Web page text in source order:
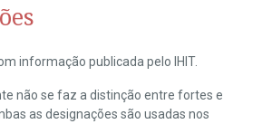
informação publicada pelo IHIT.
não se faz a distinção entre fortes e
as designações são usadas nos